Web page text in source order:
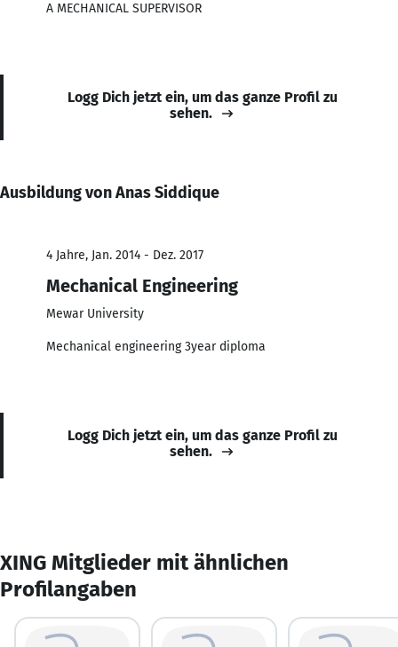
A MECHANICAL SUPERVISOR
Logg Dich jetzt ein, um das ganze Profil zu
sehen.
Ausbildung von Anas Siddique
4 Jahre, Jan. 2014 - Dez. 2017
Mechanical Engineering
Mewar University
Mechanical engineering 3year diploma
Logg Dich jetzt ein, um das ganze Profil zu
sehen.
XING Mitglieder mit ähnlichen
Profilangaben